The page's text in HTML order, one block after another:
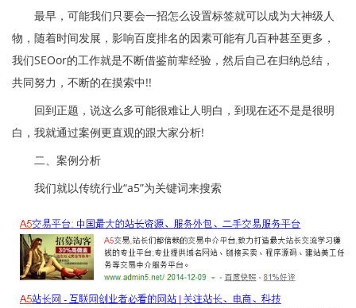
最早，可能我们只要会一招怎么设置标签就可以成为大神级人
物，随着时间发展，影响百度排名的因素可能有几百种甚至更多，
我们SEOor的工作就是不断借鉴前辈经验，然后自己在归纳总结，
共同努力，不断的在摸索中!!
回到正题，说这么多可能很难让人明白，到现在还不是是很明
白，我就通过案例更直观的跟大家分析!
二、案例分析
我们就以传统行业“a5”为关键词来搜索